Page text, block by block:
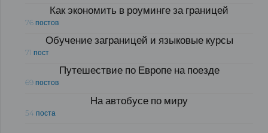
Как экономить в роуминге за границей
76 постов
Обучение заграницей и языковые курсы
71 пост
Путешествие по Европе на поезде
69 постов
На автобусе по миру
54 поста